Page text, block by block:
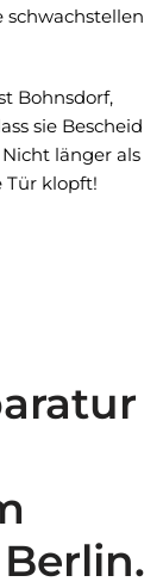
schwachstellen
Bohnsdorf,
sie Bescheid
länger als
Tür klopft!